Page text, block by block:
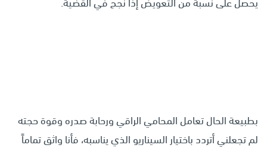
بطبيعة الحال تعامل المحامي الراقي ورحابة صدره وقوة حجته
لم تجعلني أتردد باختيار السيناريو الذي يناسبه، فأنا واثق تماماً